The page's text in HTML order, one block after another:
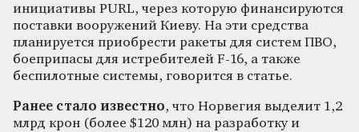
инициативы PURL, через которую финансируются
поставки вооружений Киеву. На эти средства
планируется приобрести ракеты для систем ПВО,
боеприпасы для истребителей F-16, а также
беспилотные системы, говорится в статье.
Ранее стало известно, что Норвегия выделит 1,2
млрд крон (более $120 млн) на разработку и